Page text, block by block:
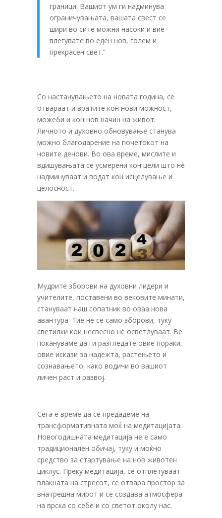
граници. Вашиот ум ги надминува
ограничувањата, вашата свест се
шири во сите можни насоки и вие
влегувате во еден нов, голем и
прекрасен свет.”
Со настанувањето на новата година, се
отвараат и вратите кон нови можност,
можеби и кон нов начин на живот.
Личното и духовно обновување станува
можно благодарение на почетокот на
новите денови. Во ова време, мислите и
вдишувањата се усмерени кон цели што нè
надминуваат и водат кон исцелување и
целосност.
Мудрите зборови на духовни лидери и
учителите, поставени во вековите минати,
стануваат наш сопатник во оваа нова
авантура. Тие не се само зборови, туку
светилки кои несвесно нè осветлуваат. Ве
покануваме да ги разгледате овие пораки,
овие искази за надежта, растењето и
сознавањето, како водичи во вашиот
личен раст и развој.
Сега е време да се предадеме на
трансформативната моќ на медитацијата.
Новогодишната медитација не е само
традиционален обичај, туку и моќно
средство за стартување на нов животен
циклус. Преку медитација, се отплетуваат
влакната на стресот, се отвара простор за
внатрешна мирот и се создава атмосфера
на врска со себе и со светот околу нас.